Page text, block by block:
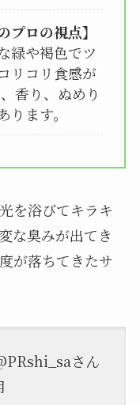
プロの視点】
緑や褐色でツ
リコリ食感が
香り、ぬめり
ます。
を浴びてキラキ
な臭みが出てき
が落ちてきたサ
さん